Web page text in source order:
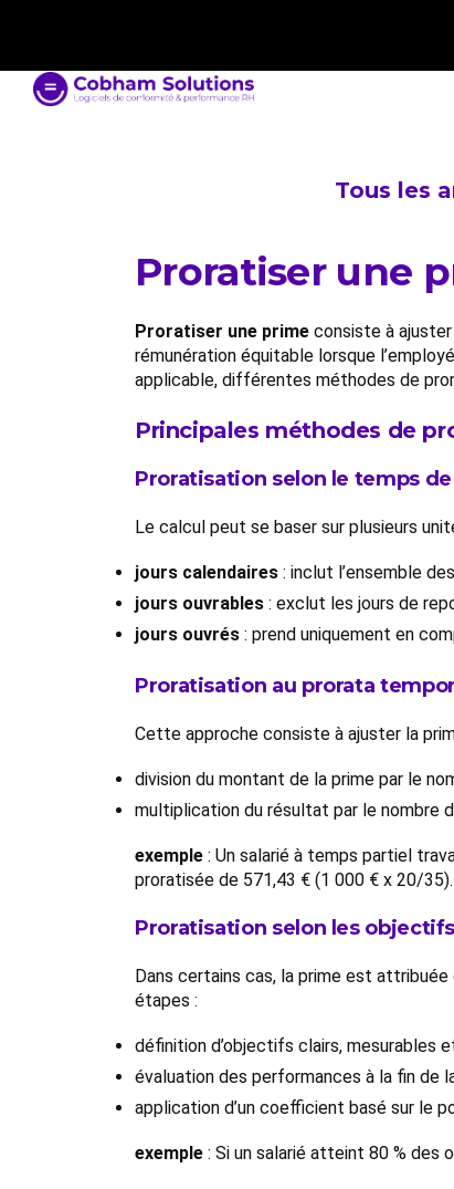
Tous les
Proratiser une
Proratiser une prime consiste à
rémunération équitable lorsque
applicable, différentes méthodes de
Principales méthodes de
Proratisation selon le temps
Le calcul peut se baser sur plusieurs
jours calendaires : inclut l’ensemble
jours ouvrables : exclut les jours de
jours ouvrés : prend uniquement en
Proratisation au prorata
Cette approche consiste à ajuster la
division du montant de la prime par le
multiplication du résultat par le nombre
exemple : Un salarié à temps partiel
proratisée de 571,43 € (1 000 € x 20/35).
Proratisation selon les
Dans certains cas, la prime est
étapes :
définition d’objectifs clairs, mesurables
évaluation des performances à la fin de
application d’un coefficient basé sur le
exemple : Si un salarié atteint 80 % des